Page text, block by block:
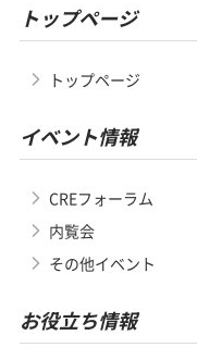
トップページ
トップページ
イベント情報
CREフォーラム
内覧会
その他イベント
お役立ち情報